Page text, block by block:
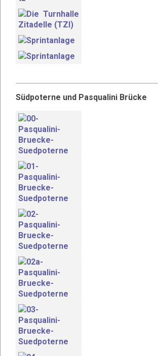
Südpoterne und Pasqualini Brücke